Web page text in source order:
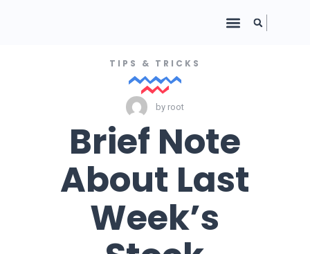
TIPS & TRICKS
by root
Brief Note
About Last
Week’s